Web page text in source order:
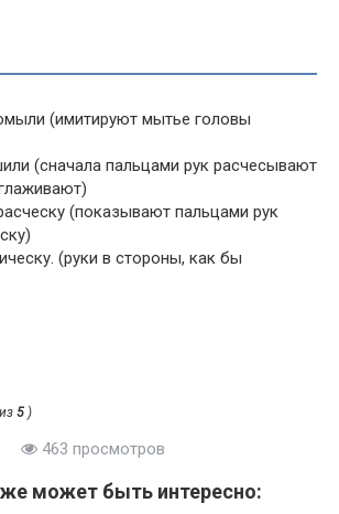
(имитируют мытье головы
(сначала пальцами рук расчесывают
(показывают пальцами рук
(руки в стороны, как бы
из 5 )
463 просмотров
может быть интересно: